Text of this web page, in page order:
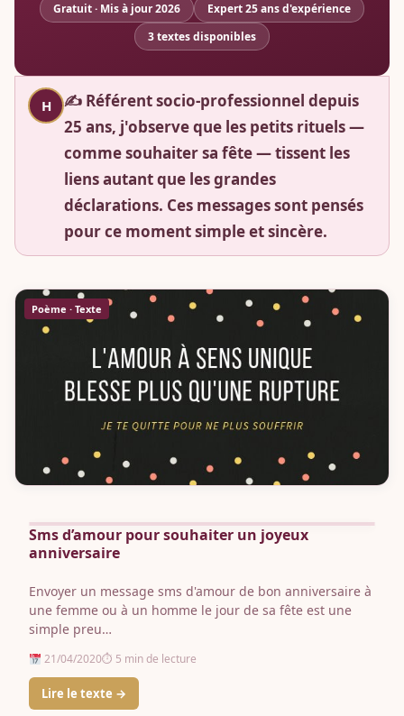
Gratuit · Mis à jour 2026
Expert 25 ans d'expérience
3 textes disponibles
H
✍️ Référent socio-professionnel depuis
25 ans, j'observe que les petits rituels —
comme souhaiter sa fête — tissent les
liens autant que les grandes
déclarations. Ces messages sont pensés
pour ce moment simple et sincère.
Poème · Texte
Sms d’amour pour souhaiter un joyeux
anniversaire
Envoyer un message sms d'amour de bon anniversaire à
une femme ou à un homme le jour de sa fête est une
simple preu…
21/04/2020⏱ 5 min de lecture
Lire le texte →